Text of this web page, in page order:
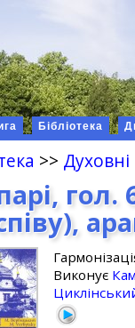
Бібліотека
>>
гол.
Виконує